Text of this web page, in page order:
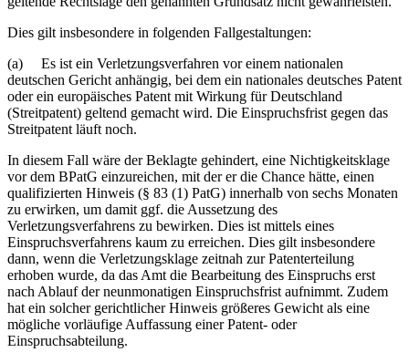
Dies gilt insbesondere in folgenden Fallgestaltungen:
(a) Es ist ein Verletzungsverfahren vor einem nationalen
deutschen Gericht anhängig, bei dem ein nationales deutsches Patent
oder ein europäisches Patent mit Wirkung für Deutschland
(Streitpatent) geltend gemacht wird. Die Einspruchsfrist gegen das
Streitpatent läuft noch.
In diesem Fall wäre der Beklagte gehindert, eine Nichtigkeitsklage
vor dem BPatG einzureichen, mit der er die Chance hätte, einen
qualifizierten Hinweis (§ 83 (1) PatG) innerhalb von sechs Monaten
zu erwirken, um damit ggf. die Aussetzung des
Verletzungsverfahrens zu bewirken. Dies ist mittels eines
Einspruchsverfahrens kaum zu erreichen. Dies gilt insbesondere
dann, wenn die Verletzungsklage zeitnah zur Patenterteilung
erhoben wurde, da das Amt die Bearbeitung des Einspruchs erst
nach Ablauf der neunmonatigen Einspruchsfrist aufnimmt. Zudem
hat ein solcher gerichtlicher Hinweis größeres Gewicht als eine
mögliche vorläufige Auffassung einer Patent- oder
Einspruchsabteilung.